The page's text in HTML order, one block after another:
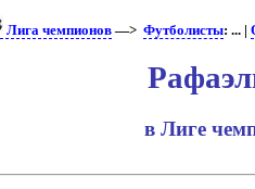
Лига чемпионов —>Футболисты: ... |
в Лиге